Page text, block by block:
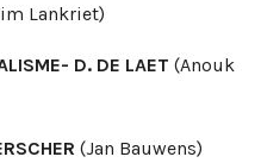
Lankriet)
D. DE LAET (Anouk
(Jan Bauwens)